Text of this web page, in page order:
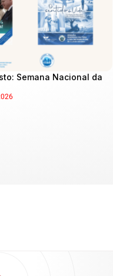
Semana Nacional da